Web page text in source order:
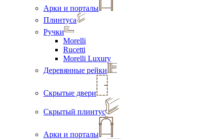
Арки и порталы
Плинтуса
Ручки
Morelli
Rucetti
Morelli Luxury
Деревянные рейки
Скрытые двери
Скрытый плинтус
Арки и порталы